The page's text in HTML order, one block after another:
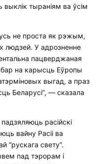
выклік тыраніям ва ўсім
не проста як рэжым,
людзей. У адрозненне
пацверджаная
на карысць Еўропы
выгад, а праз
Беларусі”, — сказала
расійскі
вайну Расіі ва
“рускага свету”.
пад тэрорам і